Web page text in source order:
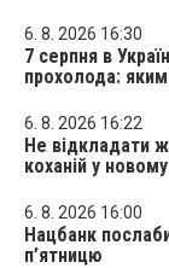
6. 8. 2026 16:30
7 серпня в
прохолода:
6. 8. 2026 16:22
Не відкладати
коханій у
6. 8. 2026 16:00
Нацбанк
п’ятницю